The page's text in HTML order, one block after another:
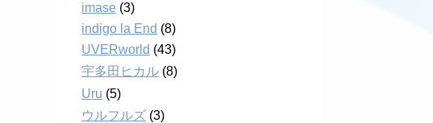
imase (3)
indigo la End (8)
UVERworld (43)
宇多田ヒカル (8)
Uru (5)
ウルフルズ (3)